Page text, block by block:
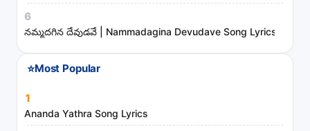
e
s
6
నమ్మదగిన దేవుడవే | Nammadagina Devudave Song Lyrics
⭐Most Popular
1
Ananda Yathra Song Lyrics